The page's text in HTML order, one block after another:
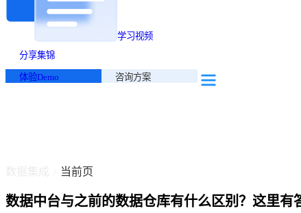
学习视频
分享集锦
体验Demo 咨询方案
当前页
数据中台与之前的数据仓库有什么区别？这里